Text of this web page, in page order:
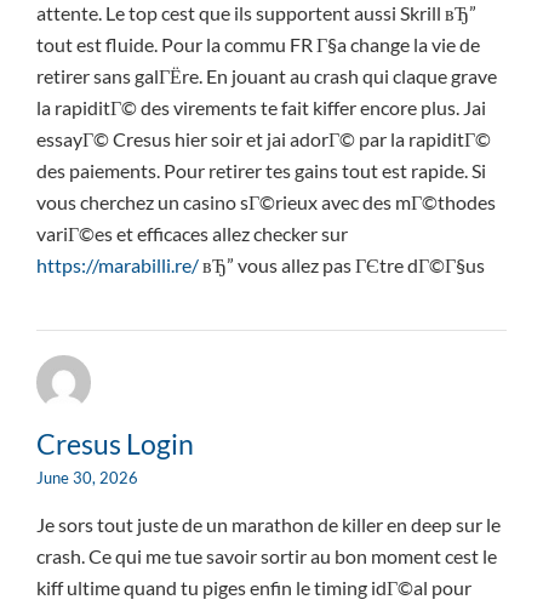
attente. Le top cest que ils supportent aussi Skrill вЂ”
tout est fluide. Pour la commu FR Г§a change la vie de
retirer sans galГЁre. En jouant au crash qui claque grave
la rapiditГ© des virements te fait kiffer encore plus. Jai
essayГ© Cresus hier soir et jai adorГ© par la rapiditГ©
des paiements. Pour retirer tes gains tout est rapide. Si
vous cherchez un casino sГ©rieux avec des mГ©thodes
variГ©es et efficaces allez checker sur
https://marabilli.re/вЂ” vous allez pas ГЄtre dГ©Г§us
Cresus Login
June 30, 2026
Je sors tout juste de un marathon de killer en deep sur le
crash. Ce qui me tue savoir sortir au bon moment cest le
kiff ultime quand tu piges enfin le timing idГ©al pour